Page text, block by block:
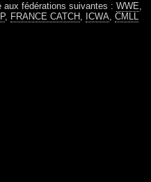
aux fédérations suivantes : WWE,
, FRANCE CATCH , ICWA, CMLL